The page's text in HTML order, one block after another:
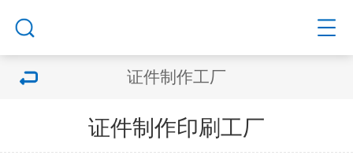
证件制作工厂
证件制作印刷工厂